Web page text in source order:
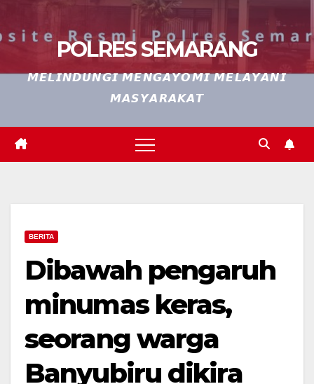
POLRES SEMARANG
𝙈𝙀𝙇𝙄𝙉𝘿𝙐𝙉𝙂𝙄 𝙈𝙀𝙉𝙂𝘼𝙔𝙊𝙈𝙄 𝙈𝙀𝙇𝘼𝙔𝘼𝙉𝙄
𝙈𝘼𝙎𝙔𝘼𝙍𝘼𝙆𝘼𝙏
BERITA
Dibawah pengaruh
minumas keras,
seorang warga
Banyubiru dikira